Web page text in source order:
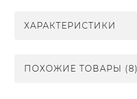
ХАРАКТЕРИСТИКИ
ПОХОЖИЕ ТОВАРЫ (8)